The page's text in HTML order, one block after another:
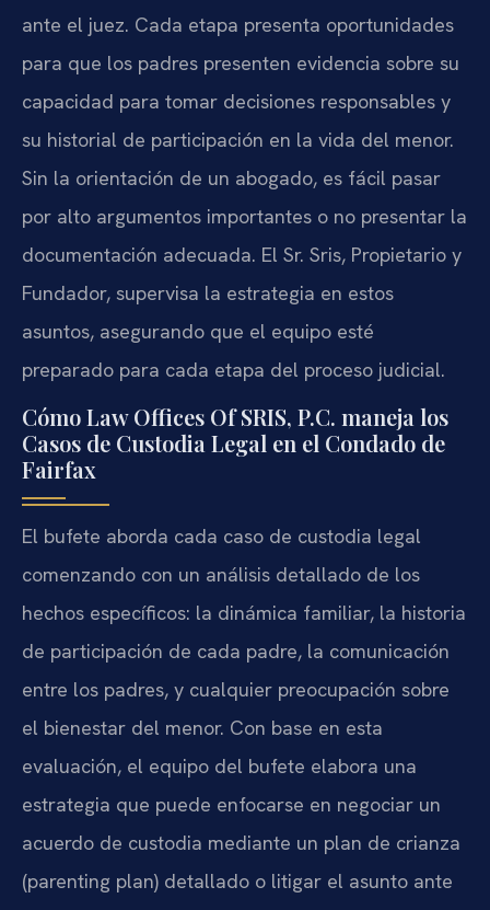
ante el juez. Cada etapa presenta oportunidades
para que los padres presenten evidencia sobre su
capacidad para tomar decisiones responsables y
su historial de participación en la vida del menor.
Sin la orientación de un abogado, es fácil pasar
por alto argumentos importantes o no presentar la
documentación adecuada. El Sr. Sris, Propietario y
Fundador, supervisa la estrategia en estos
asuntos, asegurando que el equipo esté
preparado para cada etapa del proceso judicial.
Cómo Law Offices Of SRIS, P.C. maneja los
Casos de Custodia Legal en el Condado de
Fairfax
El bufete aborda cada caso de custodia legal
comenzando con un análisis detallado de los
hechos específicos: la dinámica familiar, la historia
de participación de cada padre, la comunicación
entre los padres, y cualquier preocupación sobre
el bienestar del menor. Con base en esta
evaluación, el equipo del bufete elabora una
estrategia que puede enfocarse en negociar un
acuerdo de custodia mediante un plan de crianza
(parenting plan) detallado o litigar el asunto ante